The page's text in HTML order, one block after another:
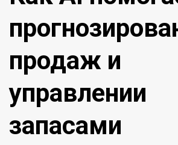
продаж и
управлении
запасами